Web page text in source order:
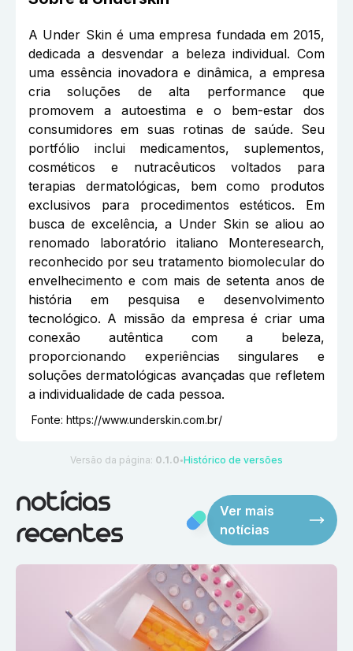
A Under Skin é uma empresa fundada em 2015,
dedicada a desvendar a beleza individual. Com
uma essência inovadora e dinâmica, a empresa
cria soluções de alta performance que
promovem a autoestima e o bem-estar dos
consumidores em suas rotinas de saúde. Seu
portfólio inclui medicamentos, suplementos,
cosméticos e nutracêuticos voltados para
terapias dermatológicas, bem como produtos
exclusivos para procedimentos estéticos. Em
busca de excelência, a Under Skin se aliou ao
renomado laboratório italiano Monteresearch,
reconhecido por seu tratamento biomolecular do
envelhecimento e com mais de setenta anos de
história em pesquisa e desenvolvimento
tecnológico. A missão da empresa é criar uma
conexão autêntica com a beleza,
proporcionando experiências singulares e
soluções dermatológicas avançadas que refletem
a individualidade de cada pessoa.
Fonte: https://www.underskin.com.br/
Versão da página: 0.1.0 ●Histórico de versões
notícias
recentes
Ver mais
notícias